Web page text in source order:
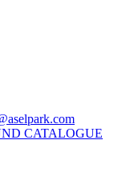
CATALOGUE